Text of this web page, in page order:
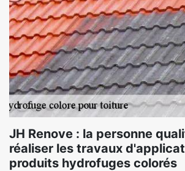
JH Renove : la personne
réaliser les travaux
produits hydrofuges colorés